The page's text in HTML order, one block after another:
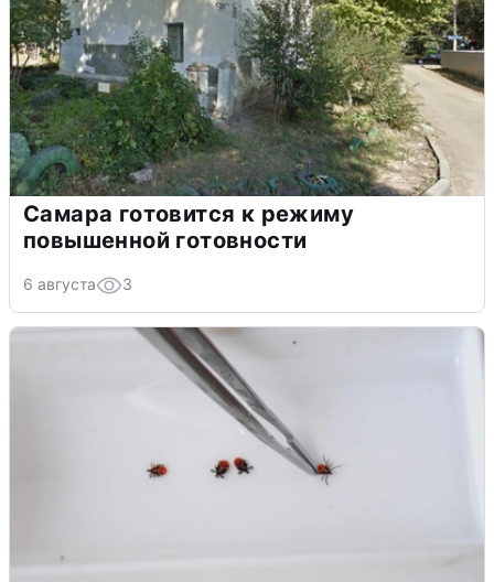
Самара готовится к режиму
повышенной готовности
6 августа 3